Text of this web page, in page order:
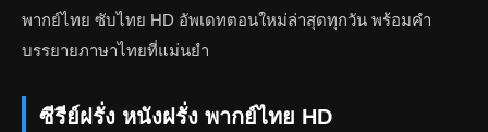
พากย์ไทย ซับไทย HD อัพเดทตอนใหม่ล่าสุดทุกวัน พร้อมคำ
บรรยายภาษาไทยที่แม่นยำ
ซีรีย์ฝรั่ง หนังฝรั่ง พากย์ไทย HD